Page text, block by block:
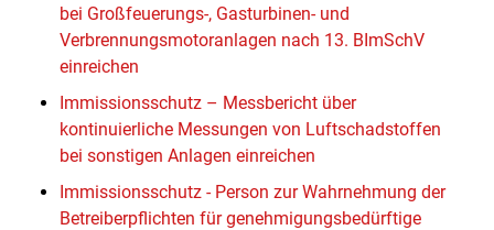
bei Großfeuerungs-, Gasturbinen- und
Verbrennungsmotoranlagen nach 13. BImSchV
einreichen
Immissionsschutz – Messbericht über
kontinuierliche Messungen von Luftschadstoffen
bei sonstigen Anlagen einreichen
Immissionsschutz - Person zur Wahrnehmung der
Betreiberpflichten für genehmigungsbedürftige